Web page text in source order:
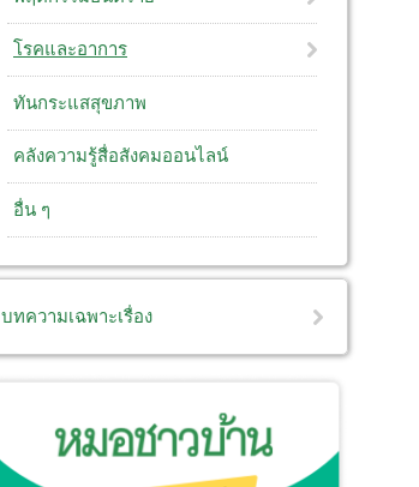
โรคและอาการ
ทันกระแสสุขภาพ
คลังความรู้สื่อสังคมออนไลน์
อื่น ๆ
บทความเฉพาะเรื่อง